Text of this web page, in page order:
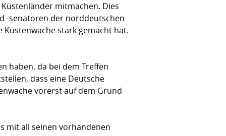
mitmachen. Dies
-senatoren der norddeutschen
stark gemacht hat.
haben, da bei dem Treffen
dass eine Deutsche
vorerst auf dem Grund
mit all seinen vorhandenen